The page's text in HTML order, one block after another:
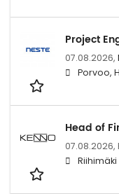
Project
07.08.2026,
Porvoo,
Head of
07.08.2026,
Riihimäki